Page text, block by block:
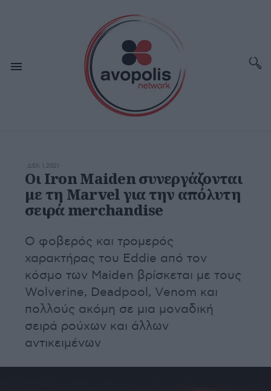
ΔΕΚ 1,2021
Οι Iron Maiden συνεργάζονται
με τη Marvel για την απόλυτη
σειρά merchandise
Ο φοβερός και τρομερός
χαρακτήρας του Eddie από τον
κόσμο των Maiden βρίσκεται με τους
Wolverine, Deadpool, Venom και
πολλούς ακόμη σε μια μοναδική
σειρά ρούχων και άλλων
αντικειμένων